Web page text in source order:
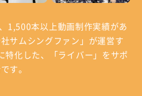
1,500本以上動画制作実績があ
サムシングファン」が運営す
特化した、「ライバー」をサポ
す。